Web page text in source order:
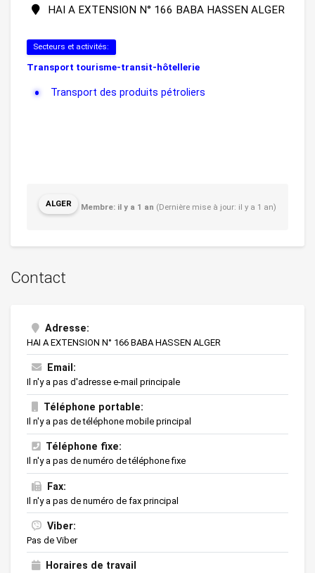
HAI A EXTENSION N° 166 BABA HASSEN ALGER
Secteurs et activités:
Transport tourisme-transit-hôtellerie
Transport des produits pétroliers
ALGER Membre: il y a 1 an (Dernière mise à jour: il y a 1 an)
Contact
Adresse:
HAI A EXTENSION N° 166 BABA HASSEN ALGER
Email:
Il n'y a pas d'adresse e-mail principale
Téléphone portable:
Il n'y a pas de téléphone mobile principal
Téléphone fixe:
Il n'y a pas de numéro de téléphone fixe
Fax:
Il n'y a pas de numéro de fax principal
Viber:
Pas de Viber
Horaires de travail